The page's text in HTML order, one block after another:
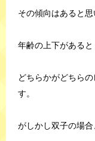
その傾向はあると
年齢の上下があると
どちらかがどちら
す。
がしかし双子の場合